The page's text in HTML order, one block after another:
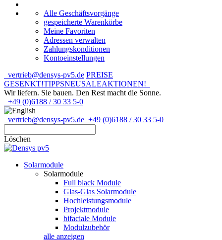
Alle Geschäftsvorgänge
gespeicherte Warenkörbe
Meine Favoriten
Adressen verwalten
Zahlungskonditionen
Kontoeinstellungen
vertrieb@densys-pv5.de PREISE
GESENKT!TIPPSNEUSALEAKTIONEN!
Wir liefern. Sie bauen. Den Rest macht die Sonne.
+49 (0)6188 / 30 33 5-0
vertrieb@densys-pv5.de +49 (0)6188 / 30 33 5-0
Löschen
Solarmodule
Solarmodule
Full black Module
Glas-Glas Solarmodule
Hochleistungsmodule
Projektmodule
bifaciale Module
Modulzubehör
alle anzeigen